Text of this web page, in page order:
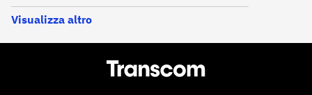
Visualizza altro